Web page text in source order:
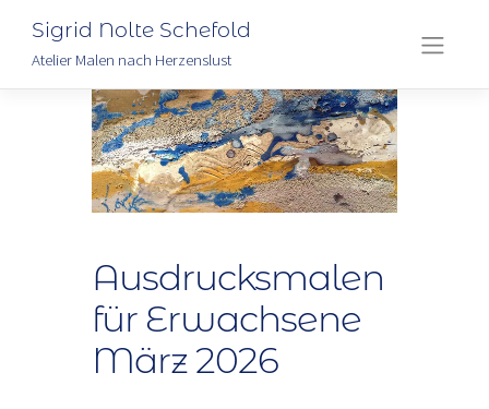
Sigrid Nolte Schefold
Atelier Malen nach Herzenslust
Ausdrucksmalen
für Erwachsene
März 2026